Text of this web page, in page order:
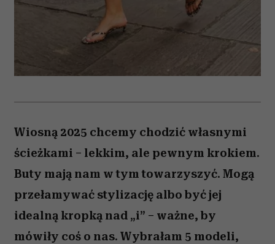
Wiosną 2025 chcemy chodzić własnymi
ścieżkami – lekkim, ale pewnym krokiem.
Buty mają nam w tym towarzyszyć. Mogą
przełamywać stylizację albo być jej
idealną kropką nad „i” – ważne, by
mówiły coś o nas. Wybrałam 5 modeli,